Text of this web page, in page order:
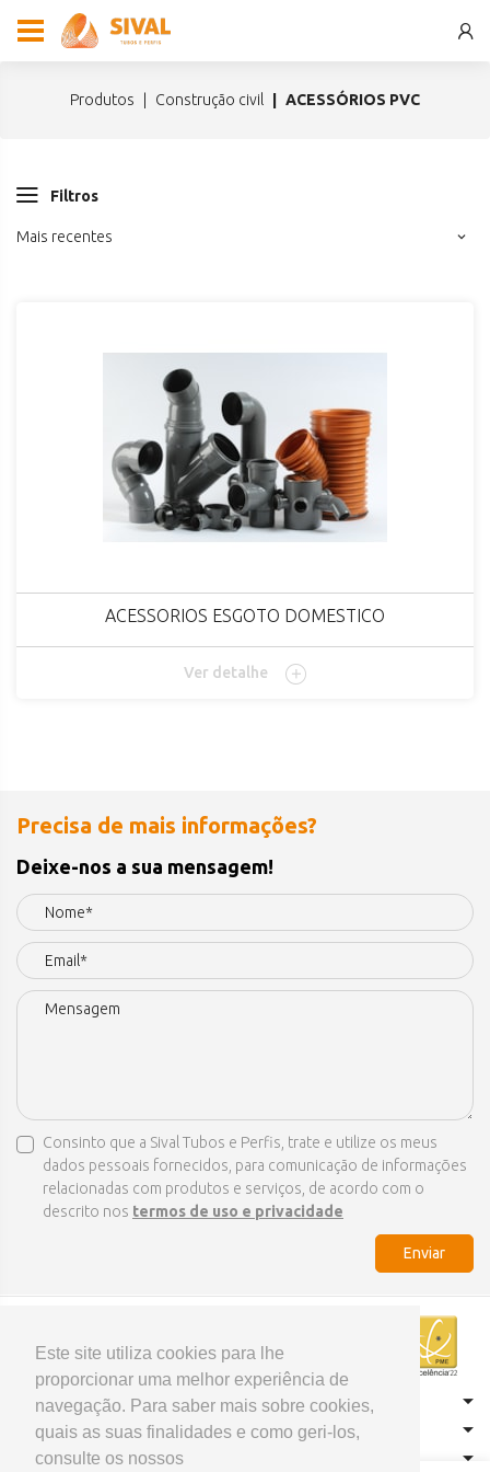
Este site utiliza cookies para lhe
proporcionar uma melhor experiência de
navegação. Para saber mais sobre cookies,
quais as suas finalidades e como geri-los,
consulte os nossos
produtos construção civil ACESSÓRIOS PVC
Filtros
Mais recentes
ACESSORIOS ESGOTO DOMESTICO
Ver detalhe
Precisa de mais informações?
Deixe-nos a sua mensagem!
Consinto que a Sival Tubos e Perfis, trate e utilize os meus
dados pessoais fornecidos, para comunicação de informações
relacionadas com produtos e serviços, de acordo com o
descrito nos termos de uso e privacidade
Enviar
CONTACTOS
HOME
PRODUTOS